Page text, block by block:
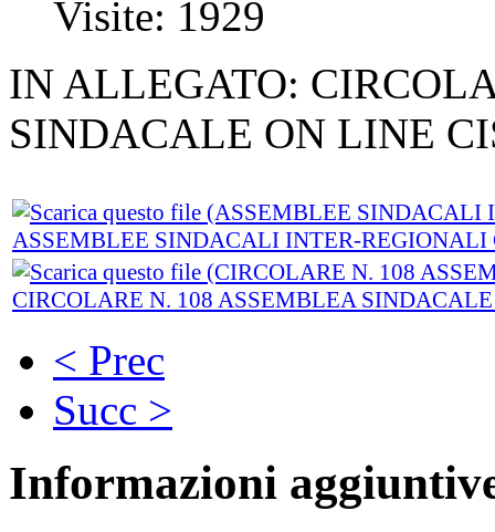
Visite: 1929
IN ALLEGATO:
SINDACALE ON LINE
ASSEMBLEE SINDACALI INTER-REGIONALI
CIRCOLARE N. 108 ASSEMBLEA
< Prec
Succ >
Informazioni